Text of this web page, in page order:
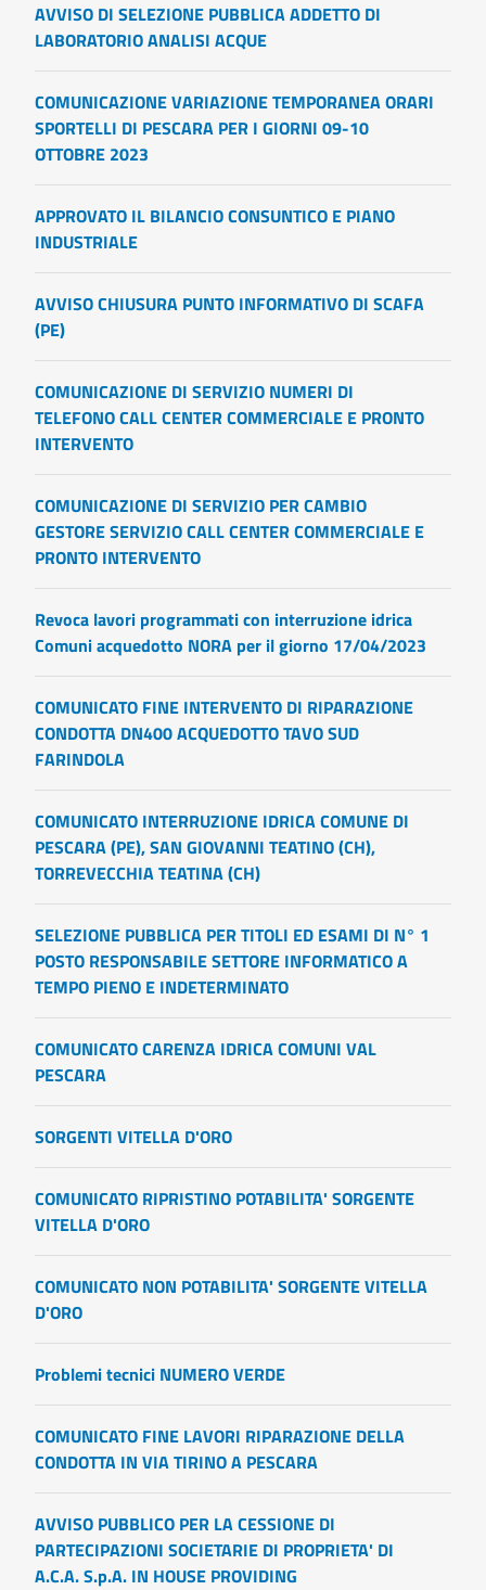
AVVISO DI SELEZIONE PUBBLICA ADDETTO DI
LABORATORIO ANALISI ACQUE
COMUNICAZIONE VARIAZIONE TEMPORANEA ORARI
SPORTELLI DI PESCARA PER I GIORNI 09-10
OTTOBRE 2023
APPROVATO IL BILANCIO CONSUNTICO E PIANO
INDUSTRIALE
AVVISO CHIUSURA PUNTO INFORMATIVO DI SCAFA
(PE)
COMUNICAZIONE DI SERVIZIO NUMERI DI
TELEFONO CALL CENTER COMMERCIALE E PRONTO
INTERVENTO
COMUNICAZIONE DI SERVIZIO PER CAMBIO
GESTORE SERVIZIO CALL CENTER COMMERCIALE E
PRONTO INTERVENTO
Revoca lavori programmati con interruzione idrica
Comuni acquedotto NORA per il giorno 17/04/2023
COMUNICATO FINE INTERVENTO DI RIPARAZIONE
CONDOTTA DN400 ACQUEDOTTO TAVO SUD
FARINDOLA
COMUNICATO INTERRUZIONE IDRICA COMUNE DI
PESCARA (PE), SAN GIOVANNI TEATINO (CH),
TORREVECCHIA TEATINA (CH)
SELEZIONE PUBBLICA PER TITOLI ED ESAMI DI N° 1
POSTO RESPONSABILE SETTORE INFORMATICO A
TEMPO PIENO E INDETERMINATO
COMUNICATO CARENZA IDRICA COMUNI VAL
PESCARA
SORGENTI VITELLA D'ORO
COMUNICATO RIPRISTINO POTABILITA' SORGENTE
VITELLA D'ORO
COMUNICATO NON POTABILITA' SORGENTE VITELLA
D'ORO
Problemi tecnici NUMERO VERDE
COMUNICATO FINE LAVORI RIPARAZIONE DELLA
CONDOTTA IN VIA TIRINO A PESCARA
AVVISO PUBBLICO PER LA CESSIONE DI
PARTECIPAZIONI SOCIETARIE DI PROPRIETA' DI
A.C.A. S.p.A. IN HOUSE PROVIDING